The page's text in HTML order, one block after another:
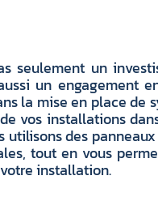
seulement un
un engagement
la mise en place de
vos installations
utilisons des
tout en vous
installation.